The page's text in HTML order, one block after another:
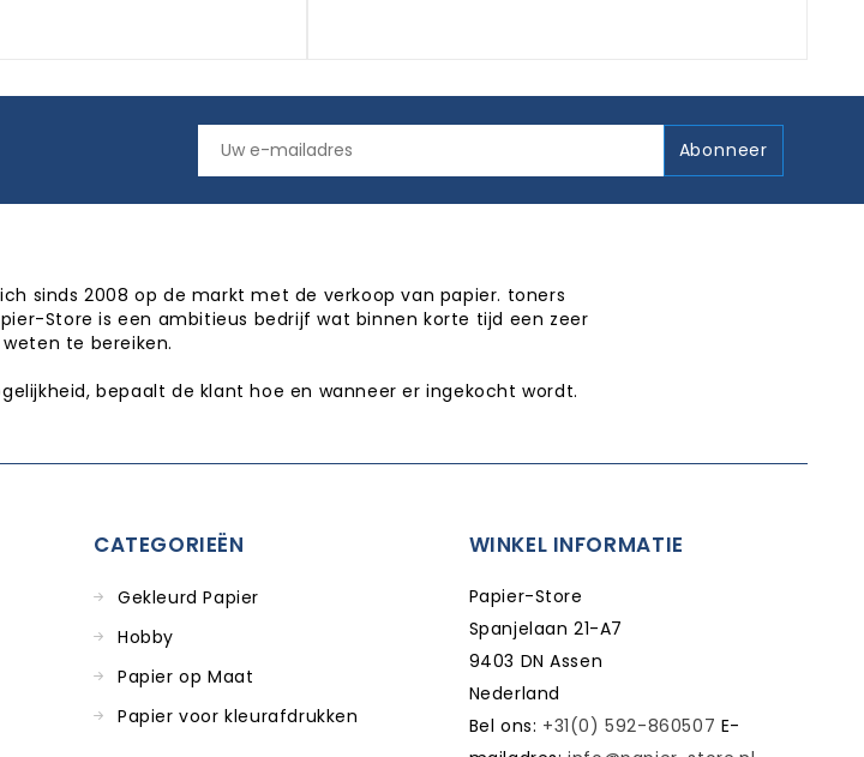
sinds 2008 op de markt met de verkoop van papier. toners
Store is een ambitieus bedrijf wat binnen korte tijd een zeer
te bereiken.
bepaalt de klant hoe en wanneer er ingekocht wordt.
CATEGORIEËN
Gekleurd Papier
Hobby
Papier op Maat
Papier voor kleurafdrukken
WINKEL INFORMATIE
Papier-Store
Spanjelaan 21-A7
9403 DN Assen
Nederland
Bel ons: +31(0) 592-860507 E-